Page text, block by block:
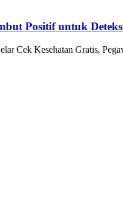
Positif untuk
Cek Kesehatan Gratis,